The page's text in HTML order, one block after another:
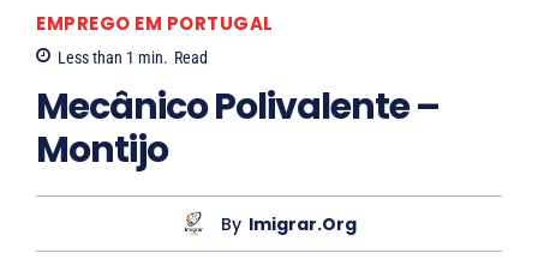
EMPREGO EM PORTUGAL
Less than 1 min. Read
Mecânico Polivalente –
Montijo
By Imigrar.org